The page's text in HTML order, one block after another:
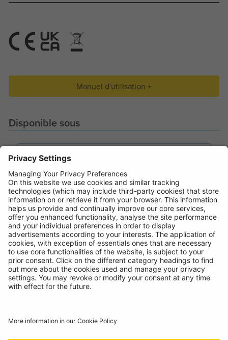
Manuel d'utilisation +
Disponible sous
CARTON - TWIN
Code:RWC380LED
Où Acheter